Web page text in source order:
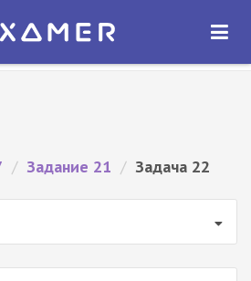
2027
ОТКРЫТЬ
/ Задание 21 / Задача 22